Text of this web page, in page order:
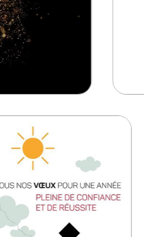
FX193 carte
# Vidéos Premium